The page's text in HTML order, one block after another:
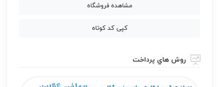
مشاهده فروشگاه
کپی کد کوتاه
روش هاي پرداخت